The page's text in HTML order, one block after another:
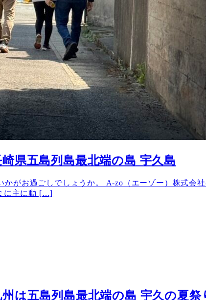
県五島列島最北端の島 宇久島
がお過ごしでしょうか。 A-zo（エーゾー）株式会
に主に動 […]
は五島列島最北端の島 宇久の夏祭